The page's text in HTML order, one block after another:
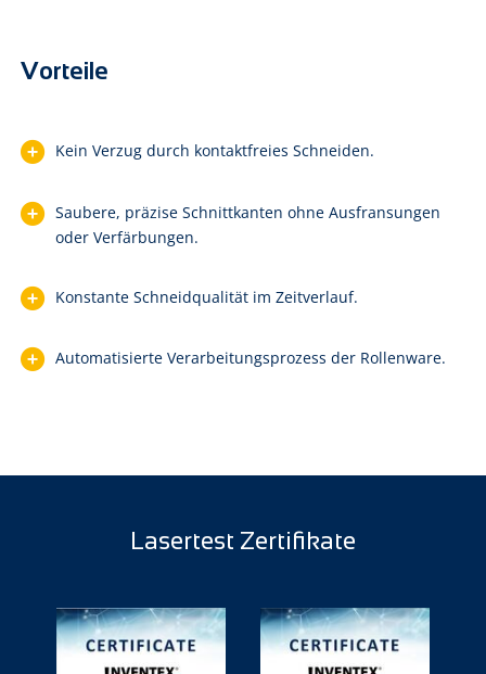
Vorteile
Kein Verzug durch kontaktfreies Schneiden.
Saubere, präzise Schnittkanten ohne Ausfransungen
oder Verfärbungen.
Konstante Schneidqualität im Zeitverlauf.
Automatisierte Verarbeitungsprozess der Rollenware.
Lasertest Zertifikate